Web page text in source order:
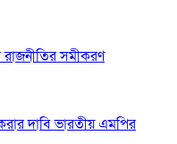
রাজনীতির সমীকরণ
দাবি ভারতীয় এমপির